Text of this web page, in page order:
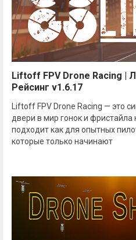
Liftoff FPV Drone Racing
Рейсинг v1.6.17
Liftoff FPV Drone Racing — это
двери в мир гонок и фристайла
подходит как для опытных
которые только начинают